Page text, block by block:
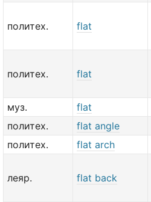
политех. flat
политех. flat
муз.
flat
политех.
flat angle
политех.
flat arch
леяр. flat back